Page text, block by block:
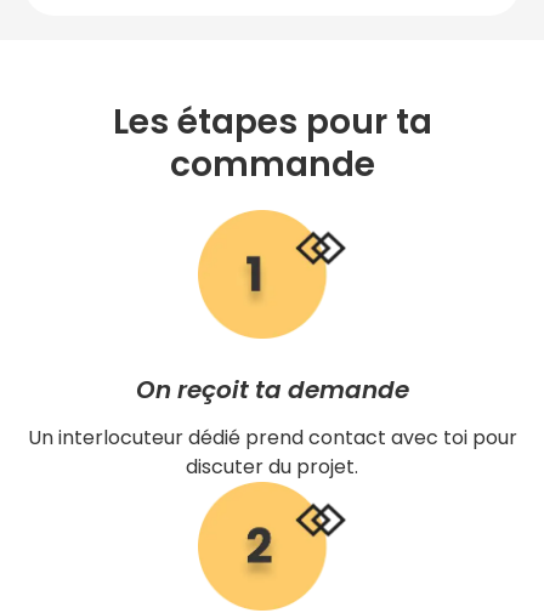
Les étapes pour ta
commande
On reçoit ta demande
Un interlocuteur dédié prend contact avec toi pour
discuter du projet.